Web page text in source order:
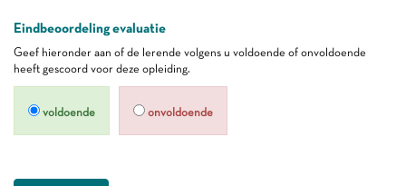
Eindbeoordeling evaluatie
Geef hieronder aan of de lerende volgens u voldoende of onvoldoende
heeft gescoord voor deze opleiding.
voldoende onvoldoende